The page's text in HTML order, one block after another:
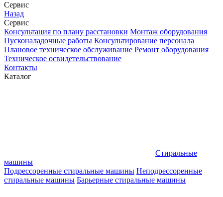
Сервис
Назад
Сервис
Конcультация по плану расстановки Монтаж оборудования
Пусконаладочные работы Консультирование персонала
Плановое техническое обслуживание Ремонт оборудования
Техническое освидетельствование
Контакты
Каталог
Стиральные
машины
Подрессоренные стиральные машины Неподрессоренные
стиральные машины Барьерные стиральные машины